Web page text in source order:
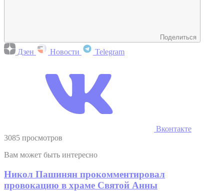
Поделиться
Дзен Новости Telegram
Вконтакте
3085 просмотров
Вам может быть интересно
Никол Пашинян прокомментировал
провокацию в храме Святой Анны